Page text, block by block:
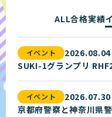
ALL合格実績
イベント
2026.08.04
イベント
2026.07.30
京都府警察と神奈川県